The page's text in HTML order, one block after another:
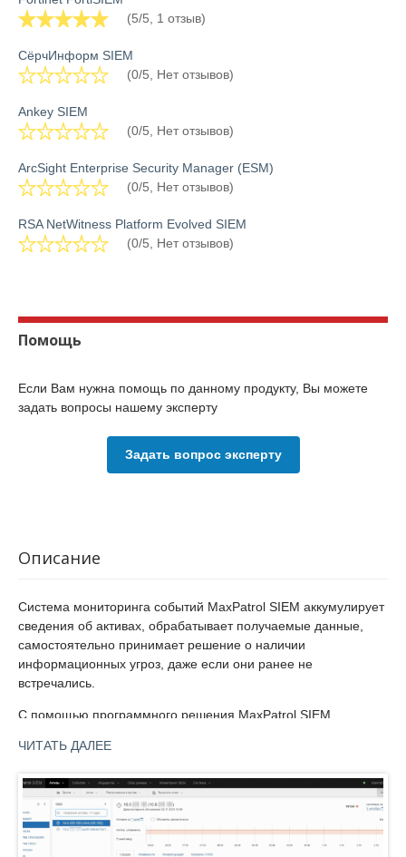
(5/5, 1 отзыв)
СёрчИнформ SIEM
(0/5, Нет отзывов)
Ankey SIEM
(0/5, Нет отзывов)
ArcSight Enterprise Security Manager (ESM)
(0/5, Нет отзывов)
RSA NetWitness Platform Evolved SIEM
(0/5, Нет отзывов)
Помощь
Если Вам нужна помощь по данному продукту, Вы можете
задать вопросы нашему эксперту
Задать вопрос эксперту
Описание
Система мониторинга событий MaxPatrol SIEM аккумулирует
сведения об активах, обрабатывает получаемые данные,
самостоятельно принимает решение о наличии
информационных угроз, даже если они ранее не
встречались.
С помощью программного решения MaxPatrol SIEM
информационной инфраструктуры компании, для этого
точках, пассивный и активный методы сбора данных.
При изменении инфраструктуры организации, в MaxPatrol
SIEM автоматически происходят изменения настроек с
ЧИТАТЬ ДАЛЕЕ